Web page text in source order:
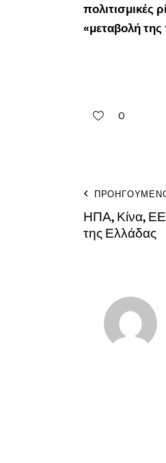
πολιτισμικές
«μεταβολή της
0
ΗΠΑ, Κίνα,
της Ελλάδας